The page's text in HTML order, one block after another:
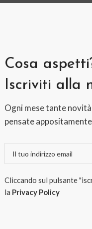
Cosa
Iscriviti alla
Ogni mese tante
pensate
Cliccando sul pulsante
la Privacy Policy
PESO
DIMENSIONI